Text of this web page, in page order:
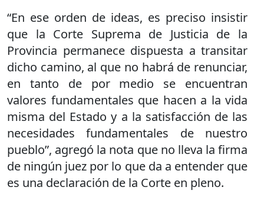
“En ese orden de ideas, es preciso insistir
que la Corte Suprema de Justicia de la
Provincia permanece dispuesta a transitar
dicho camino, al que no habrá de renunciar,
en tanto de por medio se encuentran
valores fundamentales que hacen a la vida
misma del Estado y a la satisfacción de las
necesidades fundamentales de nuestro
pueblo”, agregó la nota que no lleva la firma
de ningún juez por lo que da a entender que
es una declaración de la Corte en pleno.